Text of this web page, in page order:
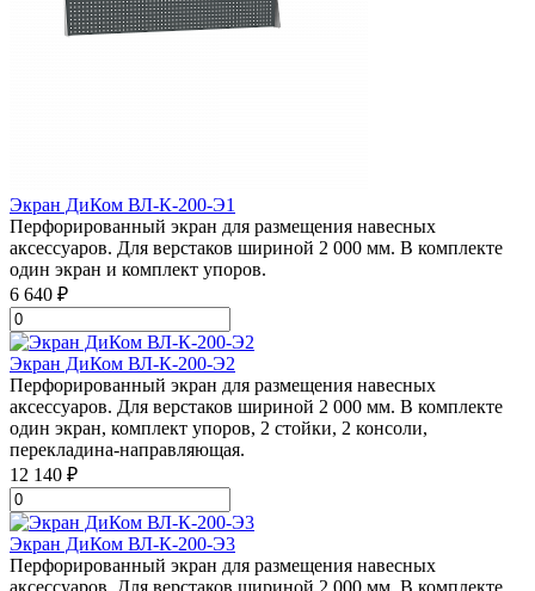
Экран ДиКом ВЛ-К-200-Э1
Перфорированный экран для размещения навесных
аксессуаров. Для верстаков шириной 2 000 мм. В комплекте
один экран и комплект упоров.
6 640 ₽
Экран ДиКом ВЛ-К-200-Э2
Перфорированный экран для размещения навесных
аксессуаров. Для верстаков шириной 2 000 мм. В комплекте
один экран, комплект упоров, 2 стойки, 2 консоли,
перекладина-направляющая.
12 140 ₽
Экран ДиКом ВЛ-К-200-Э3
Перфорированный экран для размещения навесных
аксессуаров. Для верстаков шириной 2 000 мм. В комплекте